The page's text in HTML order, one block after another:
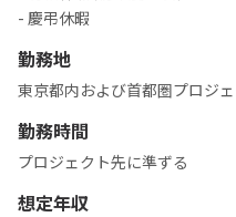
- 慶弔休暇
勤務地
東京都内および首都圏プロジ
勤務時間
プロジェクト先に準ずる
想定年収